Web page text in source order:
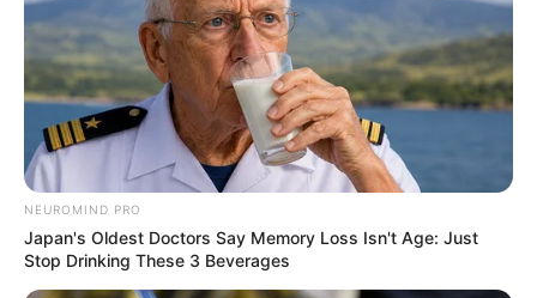
ahrtsmuseum-brake.de.
Weiter zu den Sehenswürdigkeiten und
Ausflugszielen im
Oldenburger Münsterland
(Südoldenburg).
NEUROMIND PRO
Japan's Oldest Doctors Say Memory Loss Isn't Age: Just
Stop Drinking These 3 Beverages